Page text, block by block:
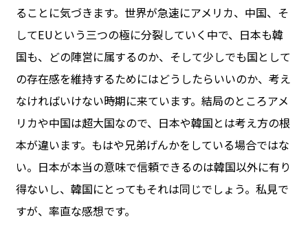
ることに気づきます。世界が急速にアメリカ、中国、そ
してEUという三つの極に分裂していく中で、日本も韓
国も、どの陣営に属するのか、そして少しでも国として
の存在感を維持するためにはどうしたらいいのか、考え
なければいけない時期に来ています。結局のところアメ
リカや中国は超大国なので、日本や韓国とは考え方の根
本が違います。もはや兄弟げんかをしている場合ではな
い。日本が本当の意味で信頼できるのは韓国以外に有り
得ないし、韓国にとってもそれは同じでしょう。私見で
すが、率直な感想です。